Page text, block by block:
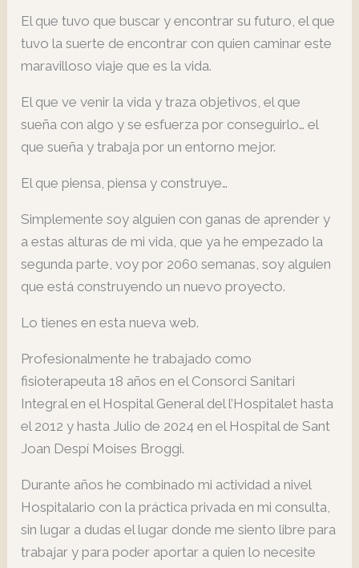
El que tuvo que buscar y encontrar su futuro, el que
tuvo la suerte de encontrar con quien caminar este
maravilloso viaje que es la vida.
El que ve venir la vida y traza objetivos, el que
sueña con algo y se esfuerza por conseguirlo… el
que sueña y trabaja por un entorno mejor.
El que piensa, piensa y construye…
Simplemente soy alguien con ganas de aprender y
a estas alturas de mi vida, que ya he empezado la
segunda parte, voy por 2060 semanas, soy alguien
que está construyendo un nuevo proyecto.
Lo tienes en esta nueva web.
Profesionalmente he trabajado como
fisioterapeuta 18 años en el Consorci Sanitari
Integral en el Hospital General del l’Hospitalet hasta
el 2012 y hasta Julio de 2024 en el Hospital de Sant
Joan Despí Moises Broggi.
Durante años he combinado mi actividad a nivel
Hospitalario con la práctica privada en mi consulta,
sin lugar a dudas el lugar donde me siento libre para
trabajar y para poder aportar a quien lo necesite